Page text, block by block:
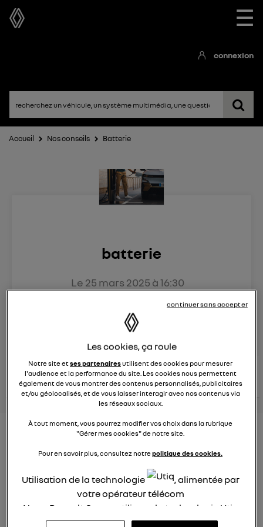
☰
connexion
Accueil Nos conseils Batterie
batterie
Le 25 mars 2025 à 16:30
posez une question
conseils Renault
consultez les
conseils
similaires
voir tous les
conseils
Aides aux frais installation d'une
borne de recharge
Le25 janvier 2022à17:24
Existe t-il des aides pour faire installer une borne de
Les cookies, ça roule
Notre site etses partenairesutilisent des cookies pour mesurer
l'audience et la performance du site. Les cookies nous permettent
également de vous montrer des contenus personnalisés, publicitaires
et/ou géolocalisés, et de vous laisser interagir avec nos contenus via
les réseaux sociaux.
À tout moment, vous pourrez modifier vos choix dans la rubrique
"Gérer mes cookies" de notre site.
Pour en savoir plus, consultez notrepolitique des cookies.
Utilisation de la technologie
, alimentée par
votre opérateur télécom
Nous, Renault Group, utilisons la technologie Utiq
pour nos activités digitales (telles que décrites
continuer sans accepter